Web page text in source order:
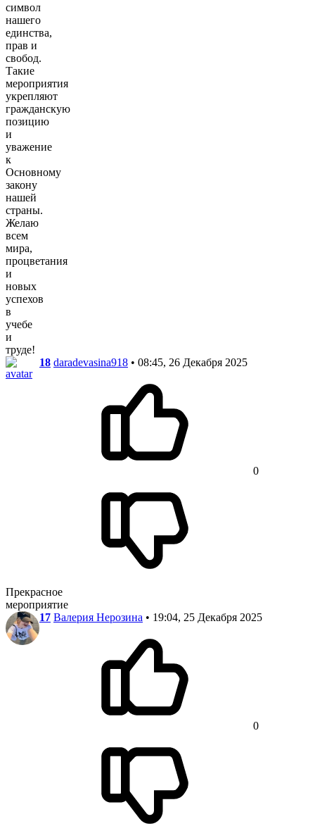
символ
нашего
единства,
прав и
свобод.
Такие
мероприятия
укрепляют
гражданскую
позицию
и
уважение
к
Основному
закону
нашей
страны.
Желаю
всем
мира,
процветания
и
новых
успехов
в
учебе
и
труде!
18 daradevasina918 • 08:45, 26 Декабря 2025
0
Прекрасное
мероприятие
17 Валерия Нерозина • 19:04, 25 Декабря 2025
0